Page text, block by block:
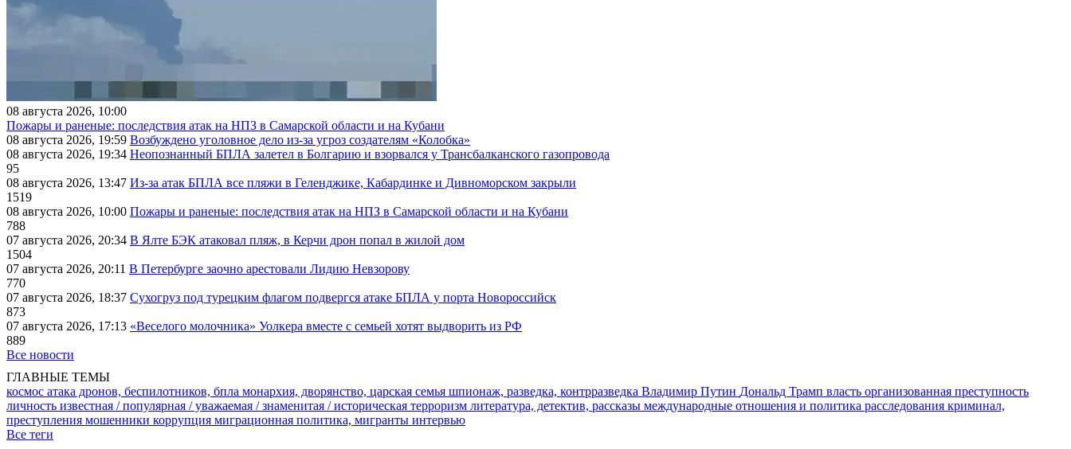
08 августа 2026, 10:00
Пожары и раненые: последствия атак на НПЗ в Самарской области и на Кубани
08 августа 2026, 19:59 Возбуждено уголовное дело из-за угроз создателям «Колобка»
08 августа 2026, 19:34 Неопознанный БПЛА залетел в Болгарию и взорвался у Трансбалканского газопровода
95
08 августа 2026, 13:47 Из-за атак БПЛА все пляжи в Геленджике, Кабардинке и Дивноморском закрыли
1519
08 августа 2026, 10:00 Пожары и раненые: последствия атак на НПЗ в Самарской области и на Кубани
788
07 августа 2026, 20:34 В Ялте БЭК атаковал пляж, в Керчи дрон попал в жилой дом
1504
07 августа 2026, 20:11 В Петербурге заочно арестовали Лидию Невзорову
770
07 августа 2026, 18:37 Сухогруз под турецким флагом подвергся атаке БПЛА у порта Новороссийск
873
07 августа 2026, 17:13 «Веселого молочника» Уолкера вместе с семьей хотят выдворить из РФ
889
Все новости
ГЛАВНЫЕ ТЕМЫ
космос атака дронов, беспилотников, бпла монархия, дворянство, царская семья шпионаж, разведка, контрразведка Владимир Путин Дональд Трамп власть организованная преступность
личность известная / популярная / уважаемая / знаменитая / историческая терроризм литература, детектив, рассказы международные отношения и политика расследования криминал,
преступления мошенники коррупция миграционная политика, мигранты интервью
Все теги